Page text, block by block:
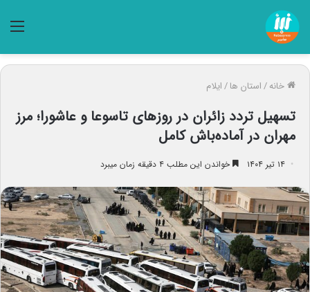
خانه/استان ها/ایلام
تسهیل تردد زائران در روزهای تاسوعا و عاشورا؛ مرز
مهران در آماده‌باش کامل
۱۴ تیر ۱۴۰۴ خواندن این مطلب ۴ دقیقه زمان میبرد